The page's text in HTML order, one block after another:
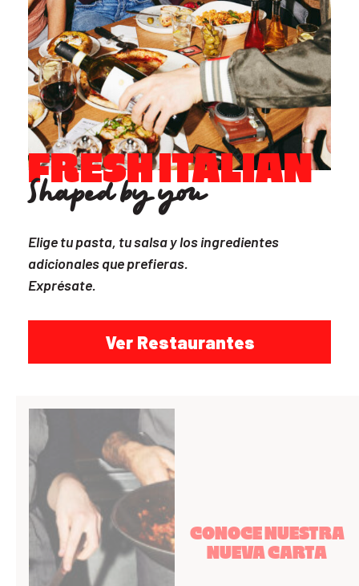
FRESH ITALIAN
Shaped by you
Elige tu pasta, tu salsa y los ingredientes
adicionales que prefieras.
Exprésate.
Ver Restaurantes
CONOCE NUESTRA
NUEVA CARTA